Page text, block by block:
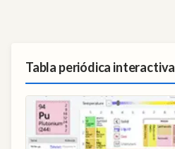
Tabla periódica interactiva